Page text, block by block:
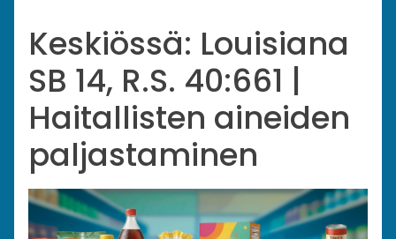
Keskiössä: Louisiana
SB 14, R.S. 40:661 |
Haitallisten aineiden
paljastaminen